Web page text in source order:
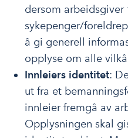
dersom arbeidsgiver
sykepenger/
å gi generell
opplyse om alle
Innleiers identitet:
ut fra et
innleier fremgå av
Opplysningen skal